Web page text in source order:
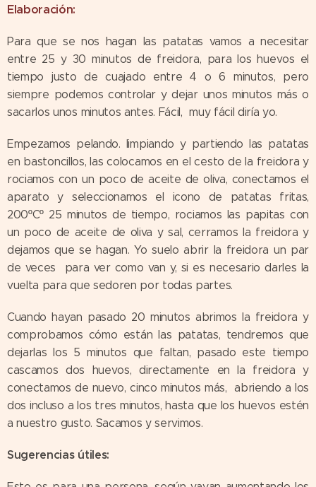
Elaboración:
Para que se nos hagan las patatas vamos a necesitar
entre 25 y 30 minutos de freidora, para los huevos el
tiempo justo de cuajado entre 4 o 6 minutos, pero
siempre podemos controlar y dejar unos minutos más o
sacarlos unos minutos antes. Fácil, muy fácil diría yo.
Empezamos pelando. limpiando y partiendo las patatas
en bastoncillos, las colocamos en el cesto de la freidora y
rociamos con un poco de aceite de oliva, conectamos el
aparato y seleccionamos el icono de patatas fritas,
200ºCº 25 minutos de tiempo, rociamos las papitas con
un poco de aceite de oliva y sal, cerramos la freidora y
dejamos que se hagan. Yo suelo abrir la freidora un par
de veces para ver como van y, si es necesario darles la
vuelta para que sedoren por todas partes.
Cuando hayan pasado 20 minutos abrimos la freidora y
comprobamos cómo están las patatas, tendremos que
dejarlas los 5 minutos que faltan, pasado este tiempo
cascamos dos huevos, directamente en la freidora y
conectamos de nuevo, cinco minutos más, abriendo a los
dos incluso a los tres minutos, hasta que los huevos estén
a nuestro gusto. Sacamos y servimos.
Sugerencias útiles: